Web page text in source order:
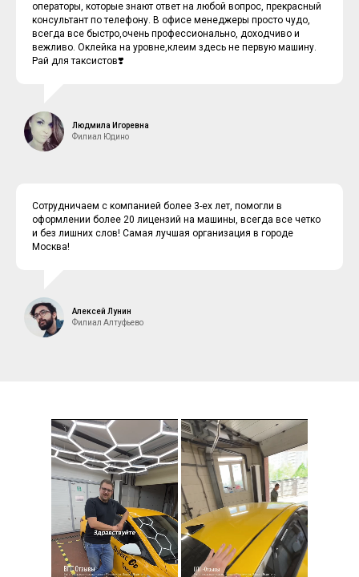
операторы, которые знают ответ на любой вопрос, прекрасный
консультант по телефону. В офисе менеджеры просто чудо,
всегда все быстро,очень профессионально, доходчиво и
вежливо. Оклейка на уровне,клеим здесь не первую машину.
Рай для таксистов❣️
Людмила Игоревна
Филиал Юдино
Сотрудничаем с компанией более 3-ех лет, помогли в
оформлении более 20 лицензий на машины, всегда все четко
и без лишних слов! Самая лучшая организация в городе
Москва!
Алексей Лунин
Филиал Алтуфьево